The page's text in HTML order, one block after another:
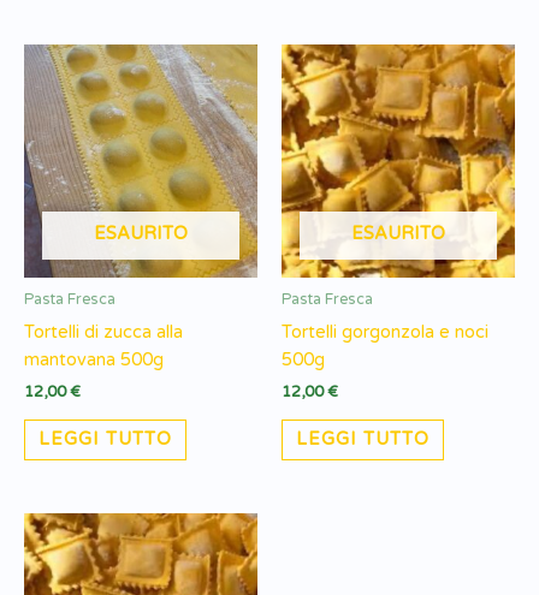
ESAURITO
Pasta Fresca
Tortelli di zucca alla
mantovana 500g
12,00€
LEGGI TUTTO
ESAURITO
Pasta Fresca
Tortelli gorgonzola e noci
500g
12,00€
LEGGI TUTTO